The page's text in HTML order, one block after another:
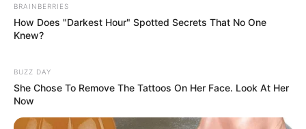
BRAINBERRIES
How Does "Darkest Hour" Spotted Secrets That No One
Knew?
BUZZ DAY
She Chose To Remove The Tattoos On Her Face. Look At Her
Now